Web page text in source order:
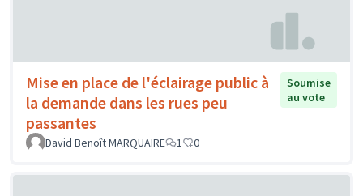
Mise en place de l'éclairage public à
la demande dans les rues peu
passantes
Soumise
au vote
David Benoît MARQUAIRE 1 0